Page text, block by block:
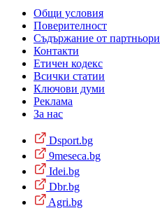
Общи условия
Поверителност
Съдържание от партньори
Контакти
Етичен кодекс
Всички статии
Ключови думи
Реклама
За нас
Dsport.bg
9meseca.bg
Idei.bg
Dbr.bg
Agri.bg